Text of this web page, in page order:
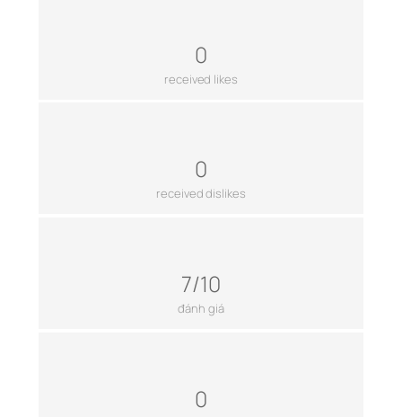
0
received likes
0
received dislikes
7/10
đánh giá
0